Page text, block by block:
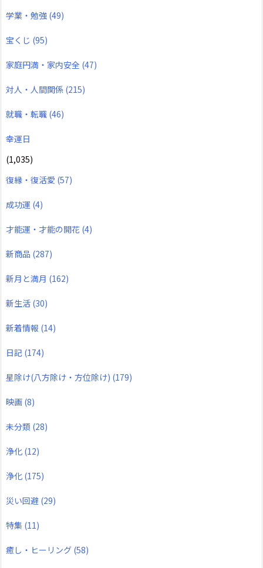
学業・勉強 (49)
宝くじ (95)
家庭円満・家内安全 (47)
対人・人間関係 (215)
就職・転職 (46)
幸運日
(1,035)
復縁・復活愛 (57)
成功運 (4)
才能運・才能の開花 (4)
新商品 (287)
新月と満月 (162)
新生活 (30)
新着情報 (14)
日記 (174)
星除け(八方除け・方位除け) (179)
映画 (8)
未分類 (28)
浄化 (12)
浄化 (175)
災い回避 (29)
特集 (11)
癒し・ヒーリング (58)